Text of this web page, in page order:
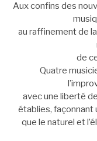
Aux confins des
au raffinement de
de
Quatre
avec une liberté
établies, façonnant
que le naturel et